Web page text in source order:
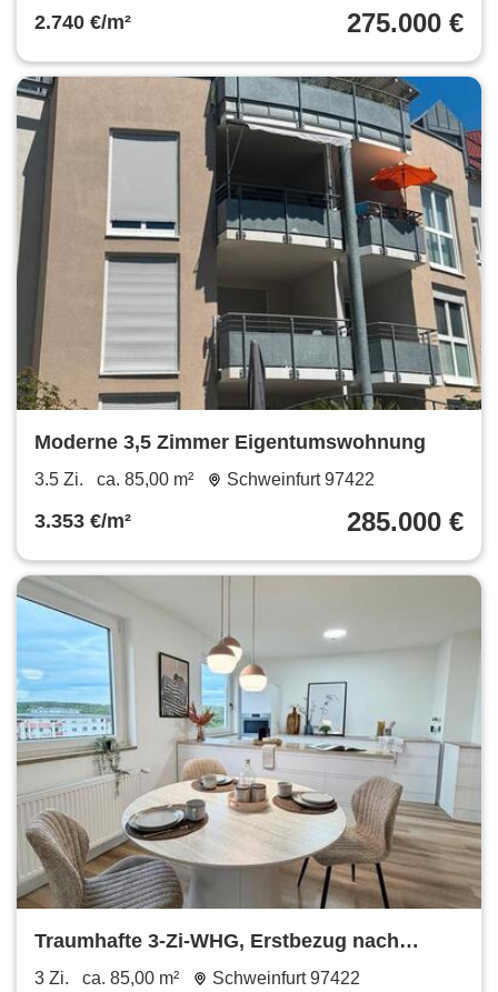
2.740 €/m² 275.000 €
Moderne 3,5 Zimmer Eigentumswohnung
3.5 Zi. ca. 85,00 m² Schweinfurt 97422
3.353 €/m² 285.000 €
Traumhafte 3-Zi-WHG, Erstbezug nach
Sanierung, Balkon, Weitblick
3 Zi. ca. 85,00 m² Schweinfurt 97422